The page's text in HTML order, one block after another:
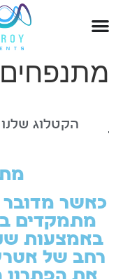
הקטלוג
כאשר
מתמקדים
באמצעות
רחב של